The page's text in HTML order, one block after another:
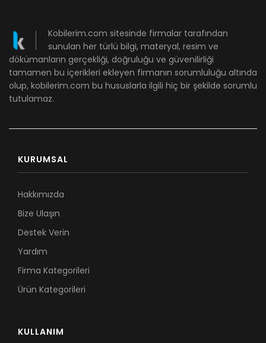
Kobilerim.com sitesinde firmalar tarafından
sunulan her türlü bilgi, materyal, resim ve
dökümanların gerçekliği, doğruluğu ve güvenilirliği
tamamen bu içerikleri ekleyen firmanın sorumluluğu altında
olup, kobilerim.com bu hususlarla ilgili hiç bir şekilde sorumlu
tutulamaz.
KURUMSAL
Hakkımızda
Bize Ulaşın
Destek Verin
Yardım
Firma Kategorileri
Ürün Kategorileri
KULLANIM